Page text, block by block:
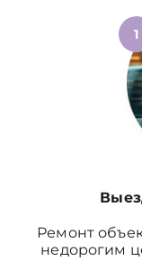
1
Ремонт
недорогим